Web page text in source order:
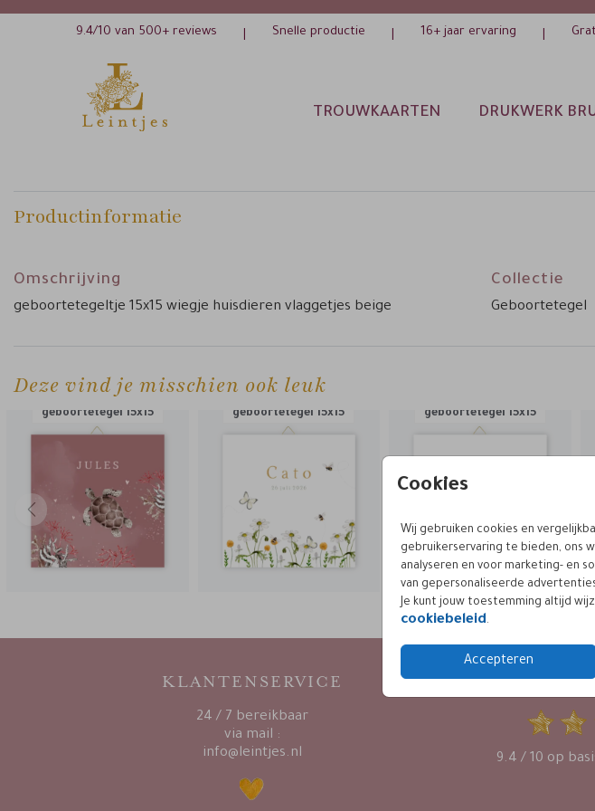
9.4/10 van 500+ reviews Snelle productie 16+ jaar ervaring
TROUWKAARTEN DRUKWERK
Cookies
Wij gebruiken cookies en
gebruikerservaring te bieden, ons
analyseren en voor marketing- en
van gepersonaliseerde
Je kunt jouw toestemming altijd
cookiebeleid.
Accepteren
Productinformatie
Omschrijving
geboortetegeltje 15x15 wiegje huisdieren vlaggetjes beige
Collectie
Geboortetegel
Deze vind je misschien ook leuk
geboortetegel 15x15 geboortetegel 15x15 geboortetegel 15x15
KLANTENSERVICE
24 / 7 bereikbaar
via mail :
info@leintjes.nl
9.4 / 10 op